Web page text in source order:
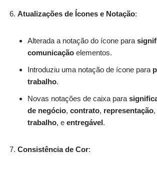
Atualizações de Ícones e Notação:
Alterada a notação do ícone para
comunicação elementos.
Introduziu uma notação de ícone para
trabalho.
Novas notações de caixa para
de negócio, contrato, representação,
trabalho, e entregável.
Consistência de Cor: